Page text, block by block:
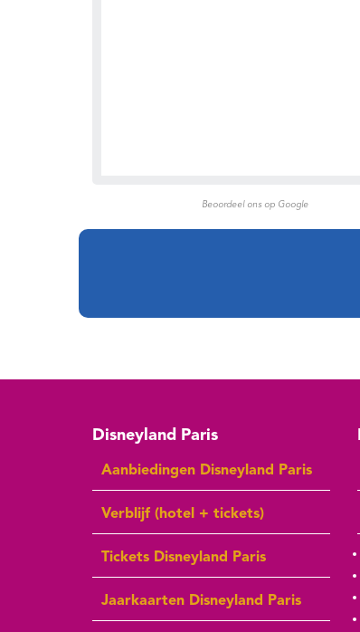
Beoordeel ons op Google
Disneyland Paris
Aanbiedingen Disneyland Paris
Verblijf (hotel + tickets)
Tickets Disneyland Paris
Jaarkaarten Disneyland Paris